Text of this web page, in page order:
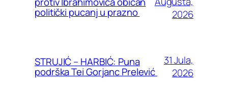
politički pucanj u prazno
2026
STRUJIĆ – HARBIĆ: Puna
podrška Tei Gorjanc Prelević
31 Jula,
2026